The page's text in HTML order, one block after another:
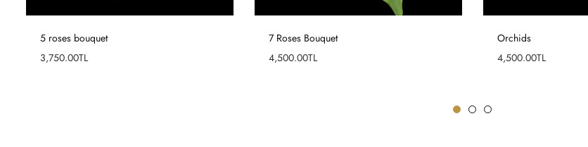
5 roses bouquet
Fiyat
3,750.00TL
7 Roses Bouquet
Fiyat
4,500.00TL
Orchids
Fiyat
4,500.00TL